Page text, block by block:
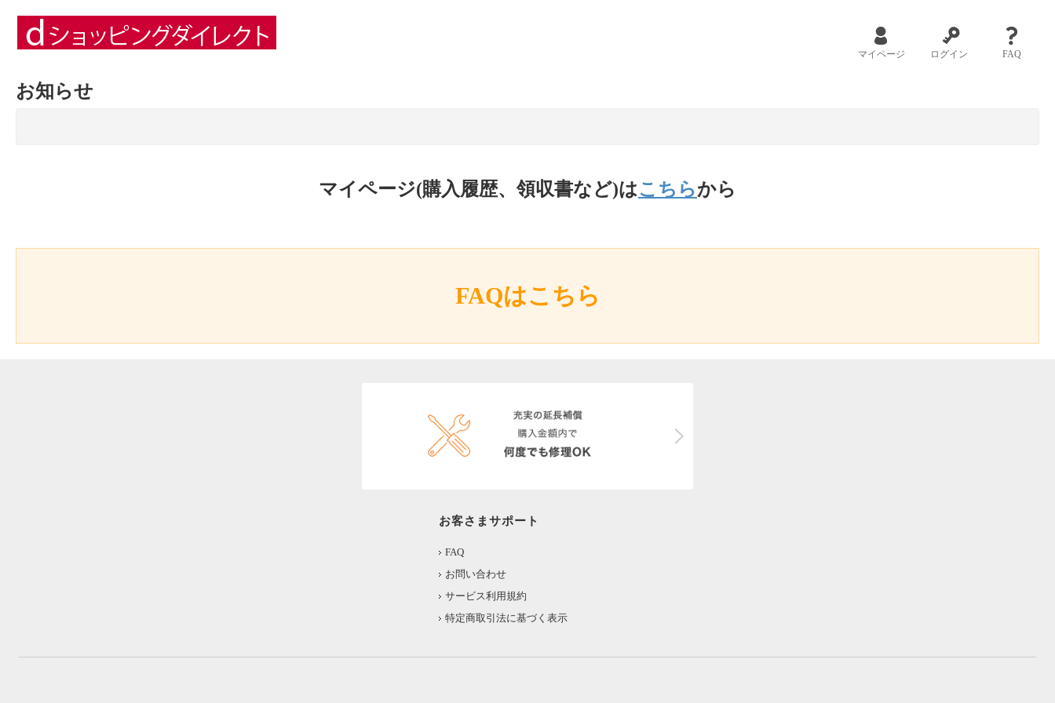
マイページ ログイン FAQ
お知らせ
マイページ(購入履歴、領収書など)はこちらから
FAQはこちら
お客さまサポート
FAQ
お問い合わせ
サービス利用規約
特定商取引法に基づく表示